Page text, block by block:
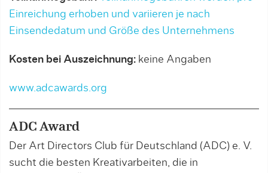
Einreichung erhoben und variieren je nach
Einsendedatum und Größe des Unternehmens
Kosten bei Auszeichnung: keine Angaben
www.adcawards.org
ADC Award
Der Art Directors Club für Deutschland (ADC) e. V.
sucht die besten Kreativarbeiten, die in